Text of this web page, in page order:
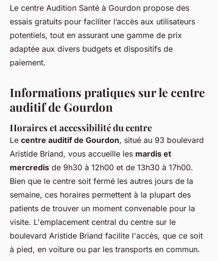
Le centre Audition Santé à Gourdon propose des
essais gratuits pour faciliter l’accès aux utilisateurs
potentiels, tout en assurant une gamme de prix
adaptée aux divers budgets et dispositifs de
paiement.
Informations pratiques sur le centre
auditif de Gourdon
Horaires et accessibilité du centre
Le centre auditif de Gourdon, situé au 93 boulevard
Aristide Briand, vous accueille les mardis et
mercredis de 9h30 à 12h00 et de 13h30 à 17h00.
Bien que le centre soit fermé les autres jours de la
semaine, ces horaires permettent à la plupart des
patients de trouver un moment convenable pour la
visite. L'emplacement central du centre sur le
boulevard Aristide Briand facilite l'accès, que ce soit
à pied, en voiture ou par les transports en commun.